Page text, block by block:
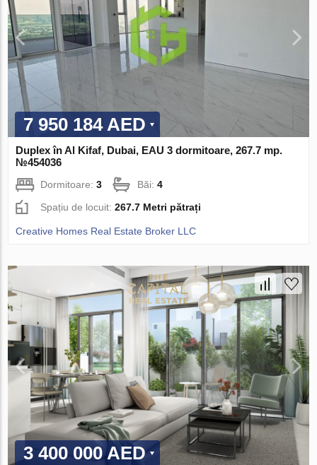
7 950 184 AED
Duplex în Al Kifaf, Dubai, EAU 3 dormitoare, 267.7 mp.
№454036
Dormitoare:3 Băi:4
Spațiu de locuit:267.7 Metri pătrați
Creative Homes Real Estate Broker LLC
3 400 000 AED